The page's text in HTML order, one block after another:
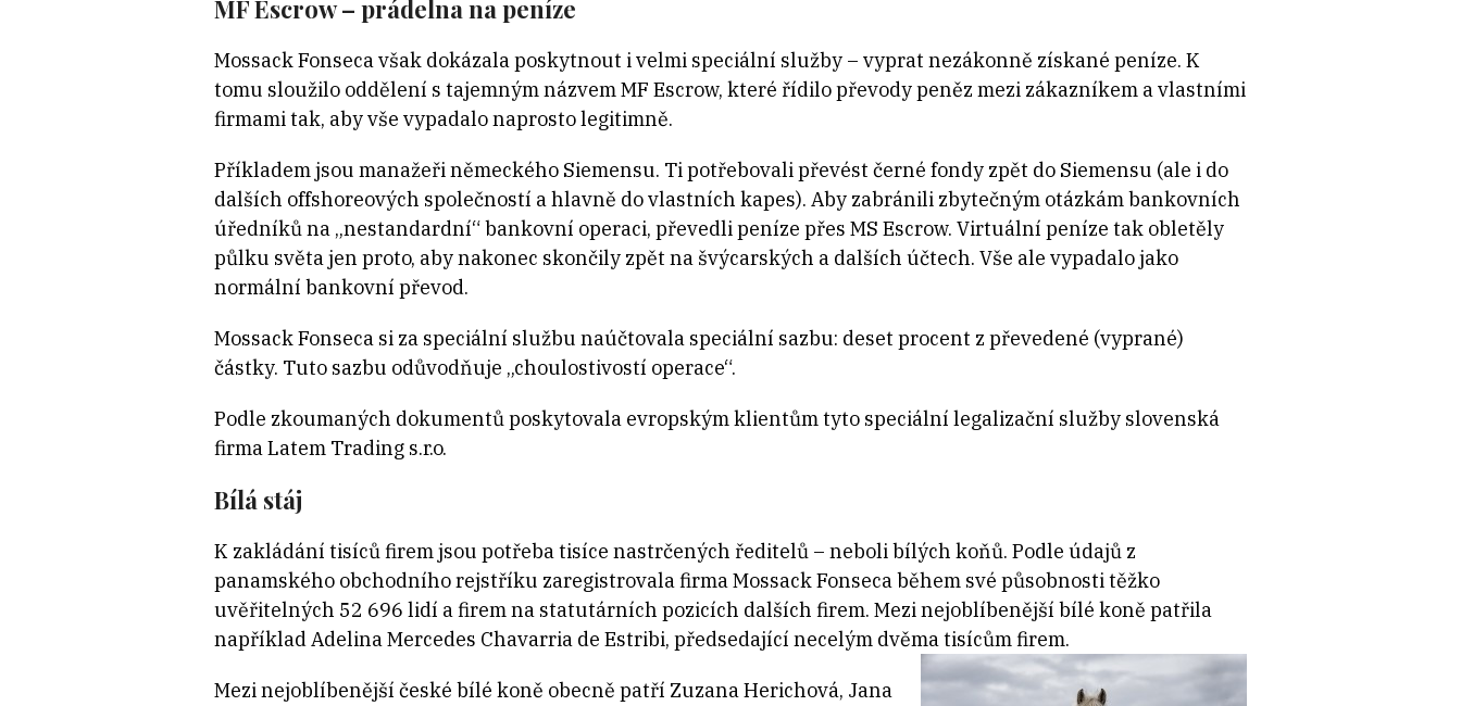
MF Escrow – prádelna na peníze
Mossack Fonseca však dokázala poskytnout i velmi speciální služby – vyprat nezákonně získané peníze. K
tomu sloužilo oddělení s tajemným názvem MF Escrow, které řídilo převody peněz mezi zákazníkem a vlastními
firmami tak, aby vše vypadalo naprosto legitimně.
Příkladem jsou manažeři německého Siemensu. Ti potřebovali převést černé fondy zpět do Siemensu (ale i do
dalších offshoreových společností a hlavně do vlastních kapes). Aby zabránili zbytečným otázkám bankovních
úředníků na „nestandardní“ bankovní operaci, převedli peníze přes MS Escrow. Virtuální peníze tak obletěly
půlku světa jen proto, aby nakonec skončily zpět na švýcarských a dalších účtech. Vše ale vypadalo jako
normální bankovní převod.
Mossack Fonseca si za speciální službu naúčtovala speciální sazbu: deset procent z převedené (vyprané)
částky. Tuto sazbu odůvodňuje „choulostivostí operace“.
Podle zkoumaných dokumentů poskytovala evropským klientům tyto speciální legalizační služby slovenská
firma Latem Trading s.r.o.
Bílá stáj
K zakládání tisíců firem jsou potřeba tisíce nastrčených ředitelů – neboli bílých koňů. Podle údajů z
panamského obchodního rejstříku zaregistrovala firma Mossack Fonseca během své působnosti těžko
uvěřitelných 52 696 lidí a firem na statutárních pozicích dalších firem. Mezi nejoblíbenější bílé koně patřila
například Adelina Mercedes Chavarria de Estribi, předsedající necelým dvěma tisícům firem.
Mezi nejoblíbenější české bílé koně obecně patří Zuzana Herichová, Jana